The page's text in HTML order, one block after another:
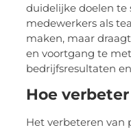
duidelijke doelen te
medewerkers als
maken, maar
en voortgang te
bedrijfsresultaten
Hoe
Het verbeteren van